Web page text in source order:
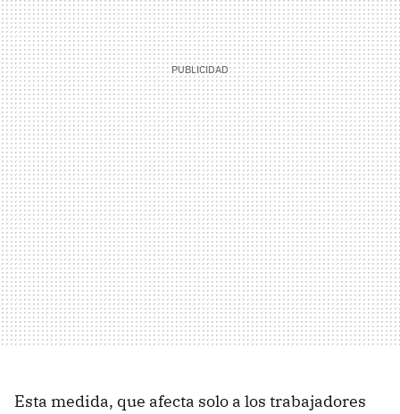
Esta medida, que afecta solo a los trabajadores